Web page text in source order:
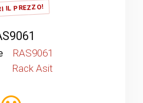
IL PREZZO!
RAS9061
Rack Asit